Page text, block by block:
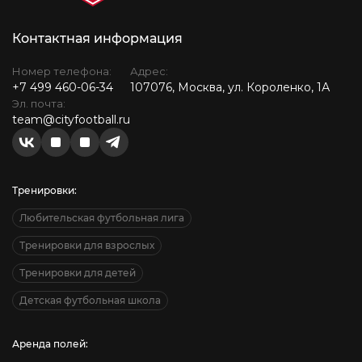
Контактная информация
Номер телефона:
+7 499 460-06-34
Эл. почта:
team@cityfootball.ru
Адрес:
107076, Москва, ул. Короленко, 1А
Тренировки:
Любительская футбольная лига
Тренировки для взрослых
Тренировки для детей
Детская футбольная школа
Аренда полей: